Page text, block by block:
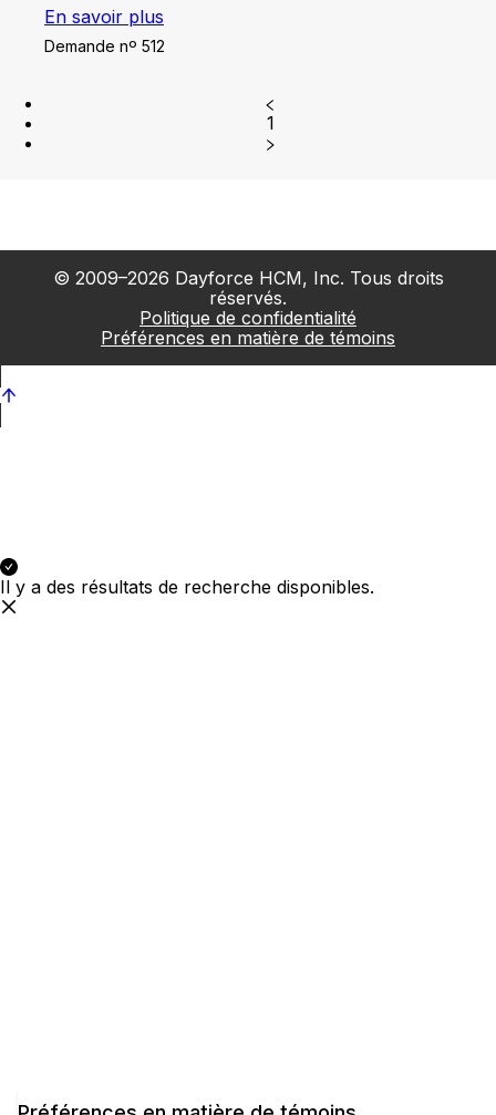
En savoir plus
Demande nº 512
1
© 2009–2026 Dayforce HCM, Inc. Tous droits
réservés.
Politique de confidentialité
Préférences en matière de témoins
Il y a des résultats de recherche disponibles.